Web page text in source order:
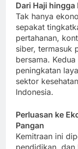
Dari Haji hingga
Tak hanya
sepakat
pertahanan,
siber, termasuk
bersama.
peningkatan
sektor
Indonesia.
Perluasan ke
Pangan
Kemitraan ini